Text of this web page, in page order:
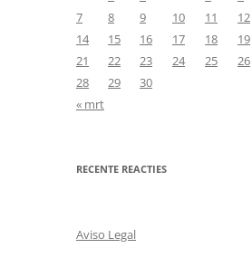
7
8 9 10 11 12
14
15 16 17 18 19
21
22 23 24 25 26
28
29
30
« mrt
RECENTE REACTIES
Aviso Legal